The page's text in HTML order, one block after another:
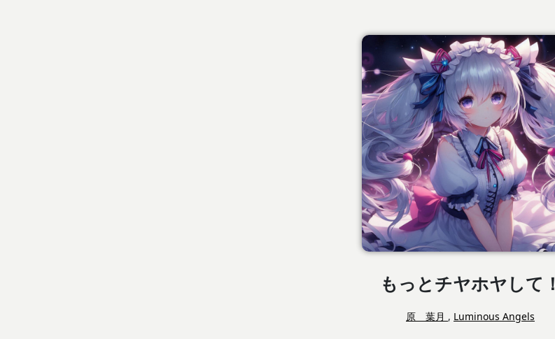
もっとチヤホヤして！
原 葉月 , Luminous Angels